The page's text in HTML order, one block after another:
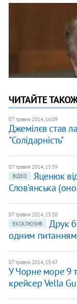
ЧИТАЙТЕ
07 травня 2014, 16:09
Джемілєв став
"Солідарність"
07 травня 2014, 15:59
ВІДЕО
Яценюк
Слов'янська
07 травня 2014, 15:50
ЕКСКЛЮЗИВ
Друк
одним
07 травня 2014, 15:47
У Чорне море 9
крейсер Vella